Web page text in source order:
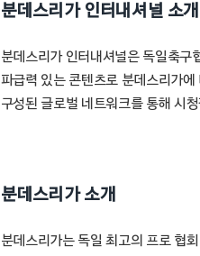
분데스리가 인터내셔널 소개
분데스리가 인터내셔널은 독일축구
파급력 있는 콘텐츠로 분데스리가
구성된 글로벌 네트워크를 통해 시
분데스리가 소개
분데스리가는 독일 최고의 프로 협